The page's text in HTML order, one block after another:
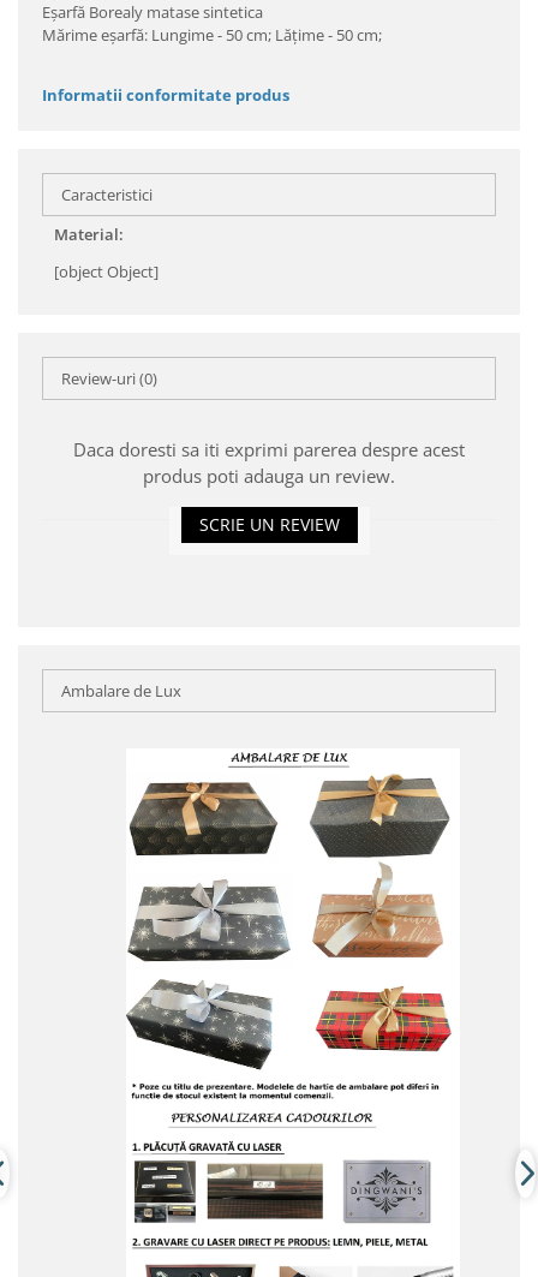
Eşarfă Borealy matase sintetica
Mărime eşarfă: Lungime - 50 cm; Lăţime - 50 cm;
Informatii conformitate produs
Caracteristici
Material:
[object Object]
Review-uri(0)
Daca doresti sa iti exprimi parerea despre acest
produs poti adauga un review.
SCRIE UN REVIEW
Ambalare de Lux